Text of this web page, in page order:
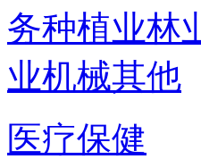
务种植业林
业机械其他
医疗保健